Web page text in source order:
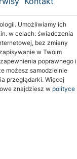
Umożliwiamy ich
w celach: świadczenia
bez zmiany
w Twoim
poprawnego i
możesz samodzielnie
przeglądarki. Więcej
znajdziesz w polityce